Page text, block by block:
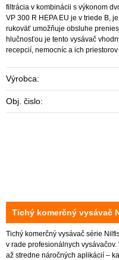
filtrácia v kombinácii s výkonom
VP 300 R HEPA EU je v triede B,
rukoväť umožňuje obsluhe
hlučnosťou je tento vysávač
recepcií, nemocníc a ich
Výrobca:
Obj. čislo:
Tichý komerčný vysávač
Tichý komerčný vysávač série
v rade profesionálnych
až stredne náročných aplikácií –